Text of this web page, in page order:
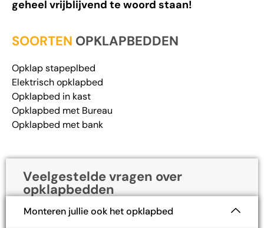
Elektrisch opklapbed
Opklapbed in kast
Opklapbed met Bureau
Opklapbed met bank
Veelgestelde vragen over
opklapbedden
Monteren jullie ook het opklapbed